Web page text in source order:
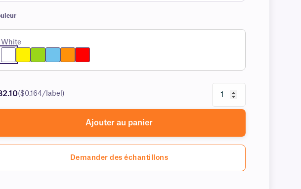
White
($0.164/label)
Ajouter au panier
Demander des échantillons